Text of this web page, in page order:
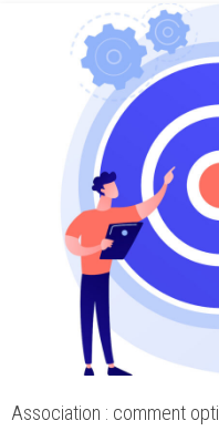
Association : comment